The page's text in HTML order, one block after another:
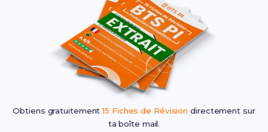
Obtiens gratuitement15 Fiches de Révision directement sur
ta boîte mail.